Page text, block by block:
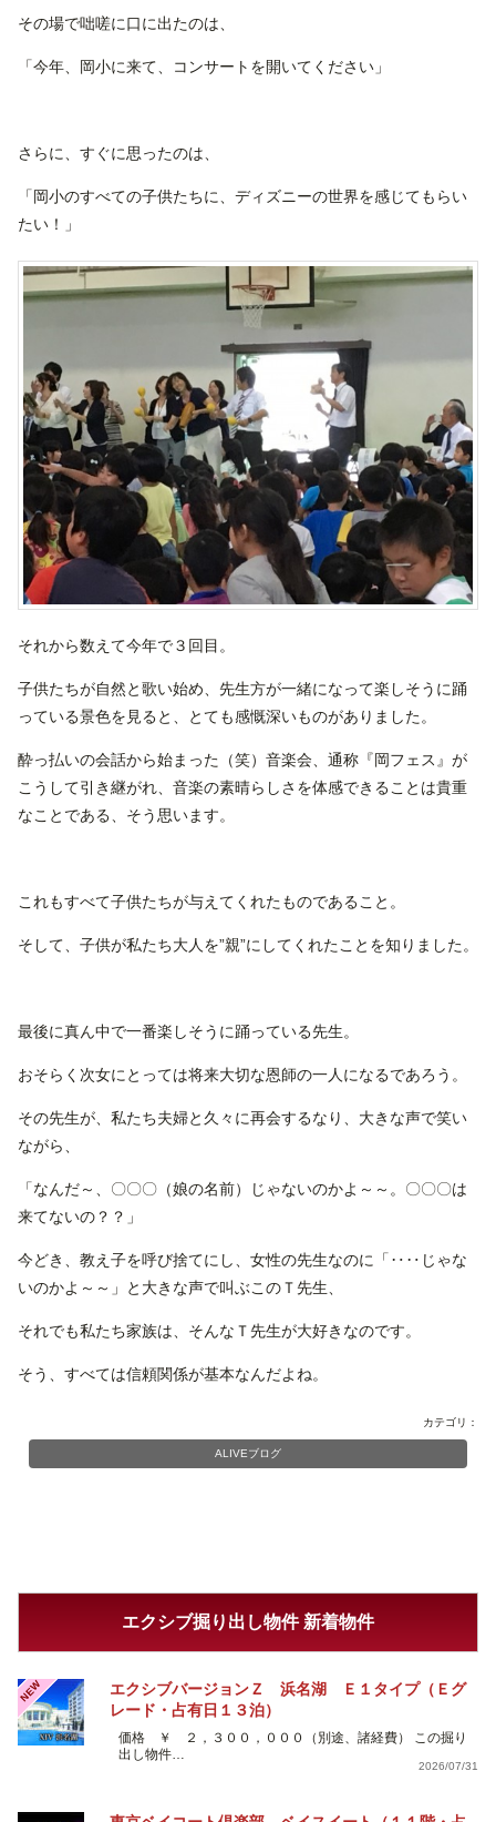
その場で咄嗟に口に出たのは、
「今年、岡小に来て、コンサートを開いてください」
さらに、すぐに思ったのは、
「岡小のすべての子供たちに、ディズニーの世界を感じてもらい
たい！」
それから数えて今年で３回目。
子供たちが自然と歌い始め、先生方が一緒になって楽しそうに踊
っている景色を見ると、とても感慨深いものがありました。
酔っ払いの会話から始まった（笑）音楽会、通称『岡フェス』が
こうして引き継がれ、音楽の素晴らしさを体感できることは貴重
なことである、そう思います。
これもすべて子供たちが与えてくれたものであること。
そして、子供が私たち大人を”親”にしてくれたことを知りました。
最後に真ん中で一番楽しそうに踊っている先生。
おそらく次女にとっては将来大切な恩師の一人になるであろう。
その先生が、私たち夫婦と久々に再会するなり、大きな声で笑い
ながら、
「なんだ～、〇〇〇（娘の名前）じゃないのかよ～～。〇〇〇は
来てないの？？」
今どき、教え子を呼び捨てにし、女性の先生なのに「‥‥じゃな
いのかよ～～」と大きな声で叫ぶこのＴ先生、
それでも私たち家族は、そんなＴ先生が大好きなのです。
そう、すべては信頼関係が基本なんだよね。
カテゴリ：
ALIVEブログ
エクシブ掘り出し物件 新着物件
NEW
エクシブバージョンＺ 浜名湖 Ｅ１タイプ（Ｅグ
レード・占有日１３泊）
価格 ￥ ２，３００，０００（別途、諸経費） この掘り
出し物件…
2026/07/31